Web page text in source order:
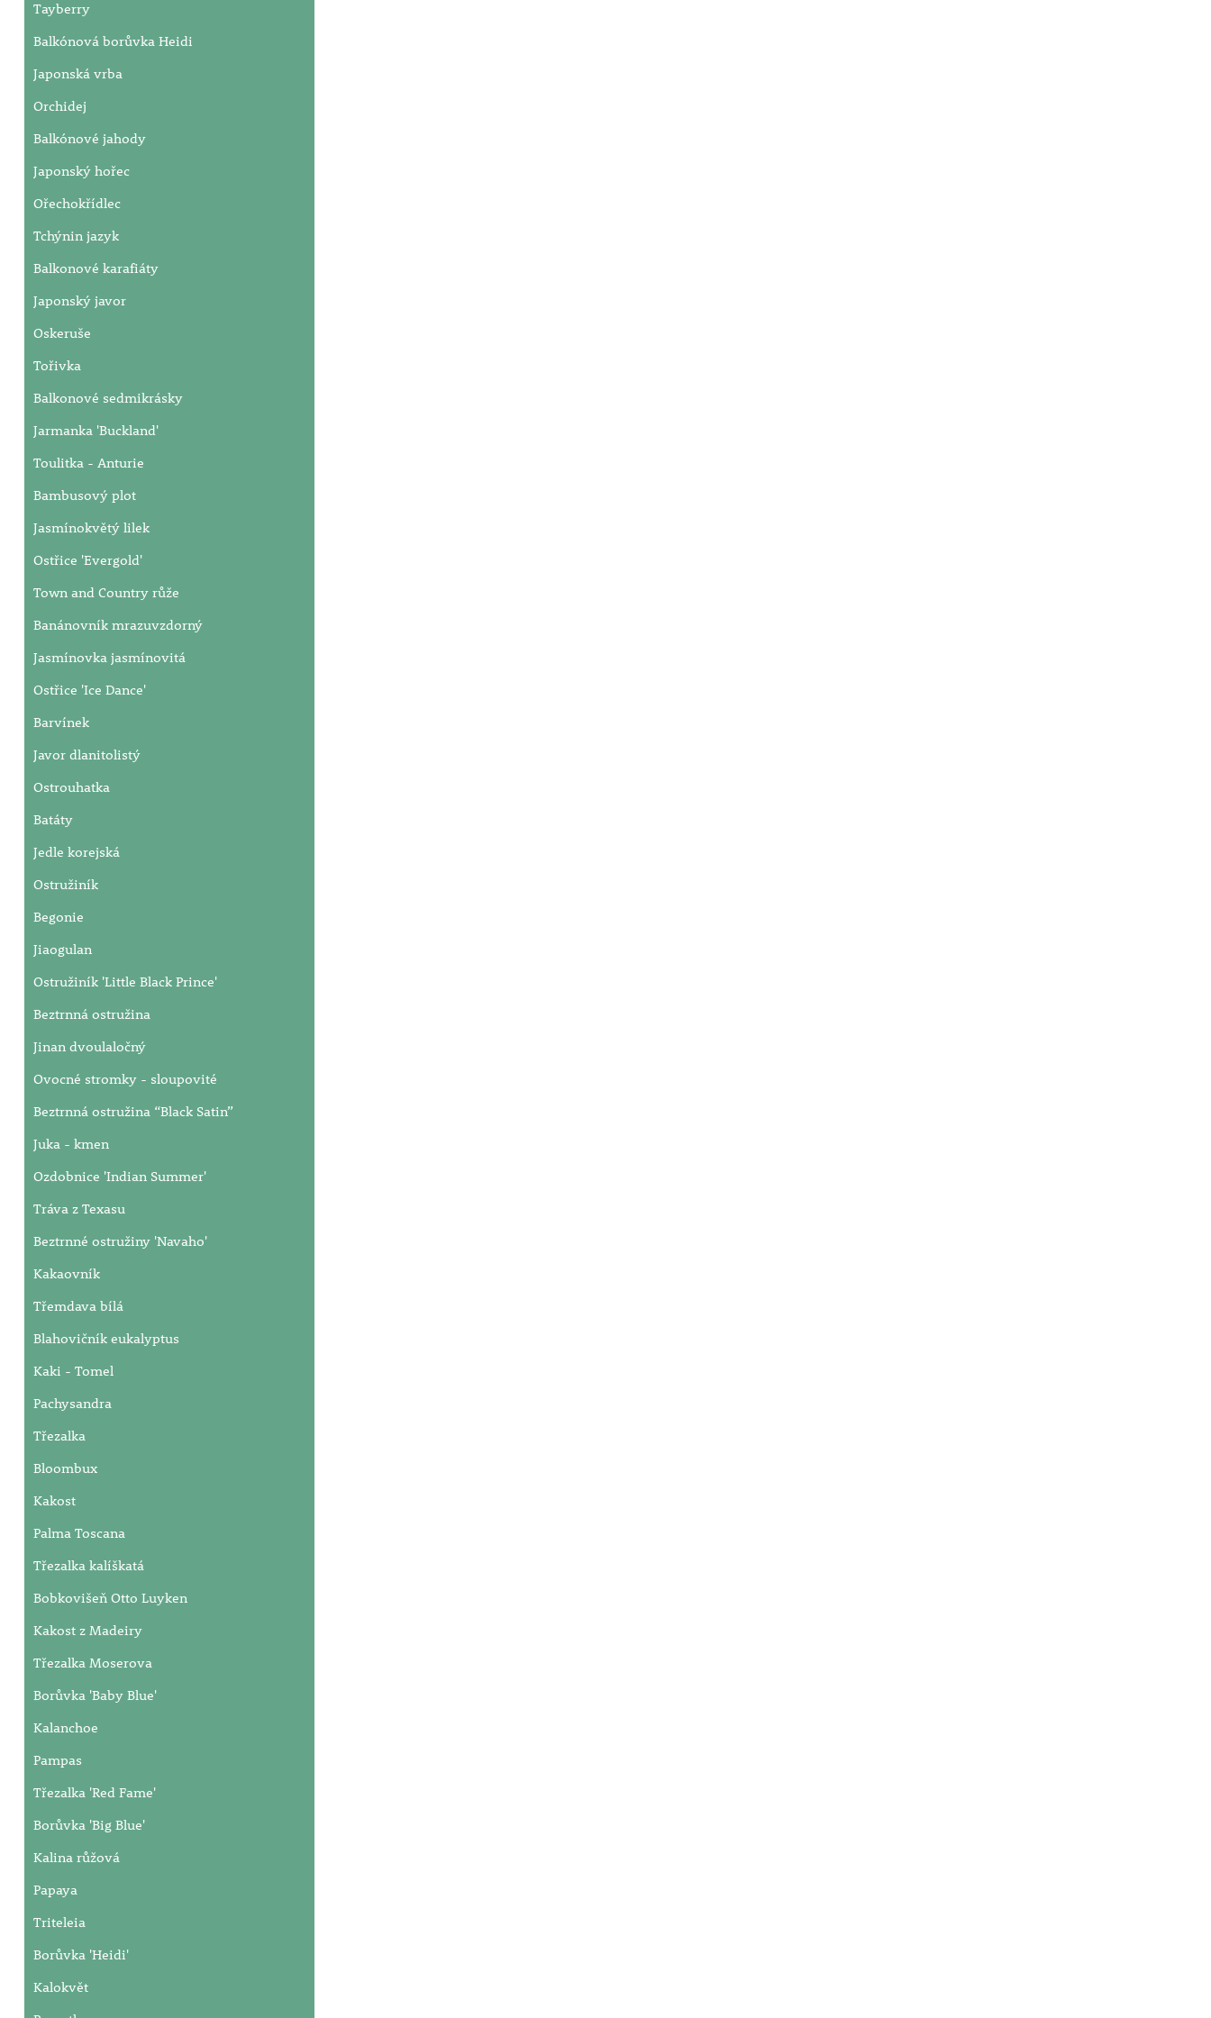
Tayberry
Balkónová borůvka Heidi
Japonská vrba
Orchidej
Balkónové jahody
Japonský hořec
Ořechokřídlec
Tchýnin jazyk
Balkonové karafiáty
Japonský javor
Oskeruše
Tořivka
Balkonové sedmikrásky
Jarmanka 'Buckland'
Toulitka - Anturie
Bambusový plot
Jasmínokvětý lilek
Ostřice 'Evergold'
Town and Country růže
Banánovník mrazuvzdorný
Jasmínovka jasmínovitá
Ostřice 'Ice Dance'
Barvínek
Javor dlanitolistý
Ostrouhatka
Batáty
Jedle korejská
Ostružiník
Begonie
Jiaogulan
Ostružiník 'Little Black Prince'
Beztrnná ostružina
Jinan dvoulaločný
Ovocné stromky - sloupovité
Beztrnná ostružina “Black Satin”
Juka - kmen
Ozdobnice 'Indian Summer'
Tráva z Texasu
Beztrnné ostružiny 'Navaho'
Kakaovník
Třemdava bílá
Blahovičník eukalyptus
Kaki - Tomel
Pachysandra
Třezalka
Bloombux
Kakost
Palma Toscana
Třezalka kalíškatá
Bobkovišeň Otto Luyken
Kakost z Madeiry
Třezalka Moserova
Borůvka 'Baby Blue'
Kalanchoe
Pampas
Třezalka 'Red Fame'
Borůvka 'Big Blue'
Kalina růžová
Papaya
Triteleia
Borůvka 'Heidi'
Kalokvět